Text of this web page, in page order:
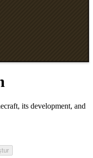
its development, and